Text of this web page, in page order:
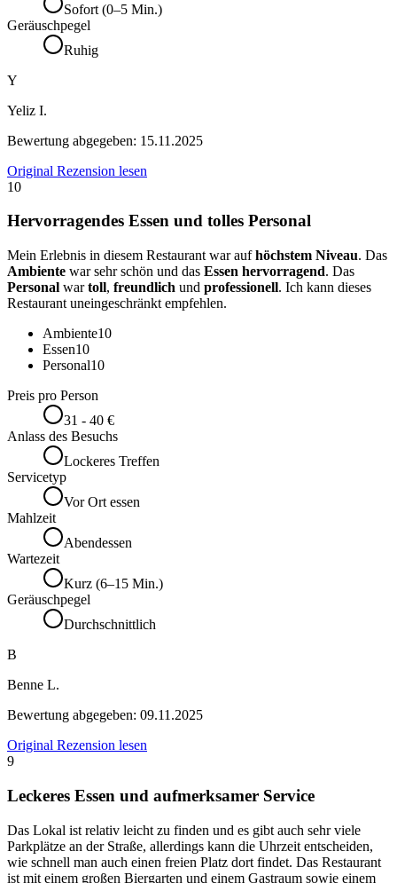
Sofort (0–5 Min.)
Geräuschpegel
Ruhig
Y
Yeliz I.
Bewertung abgegeben: 15.11.2025
Original Rezension lesen
10
Hervorragendes Essen und tolles Personal
Mein Erlebnis in diesem Restaurant war aufhöchstem Niveau. Das
Ambiente war sehr schön und das Essen hervorragend. Das
Personal wartoll, freundlich und professionell. Ich kann dieses
Restaurant uneingeschränkt empfehlen.
Ambiente10
Essen10
Personal10
Preis pro Person
31 - 40 €
Anlass des Besuchs
Lockeres Treffen
Servicetyp
Vor Ort essen
Mahlzeit
Abendessen
Wartezeit
Kurz (6–15 Min.)
Geräuschpegel
Durchschnittlich
B
Benne L.
Bewertung abgegeben: 09.11.2025
Original Rezension lesen
9
Leckeres Essen und aufmerksamer Service
Das Lokal ist relativ leicht zu finden und es gibt auch sehr viele
Parkplätze an der Straße, allerdings kann die Uhrzeit entscheiden,
wie schnell man auch einen freien Platz dort findet. Das Restaurant
ist mit einem großen Biergarten und einem Gastraum sowie einem